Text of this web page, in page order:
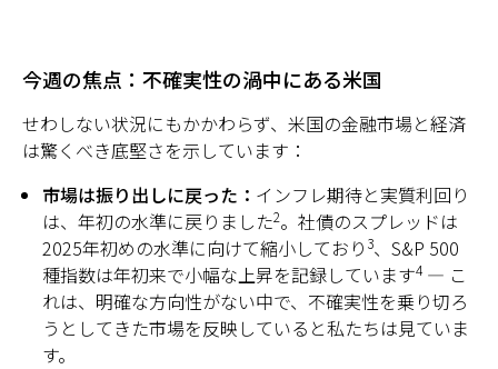
今週の焦点：不確実性の渦中にある米国
せわしない状況にもかかわらず、米国の金融市場と経済
は驚くべき底堅さを示しています：
市場は振り出しに戻った： インフレ期待と実質利回り
は、年初の水準に戻りました2。社債のスプレッドは
2025年初めの水準に向けて縮小しており 3、S&P 500
種指数は年初来で小幅な上昇を記録しています4 — こ
れは、明確な方向性がない中で、不確実性を乗り切ろ
うとしてきた市場を反映していると私たちは見ていま
す。